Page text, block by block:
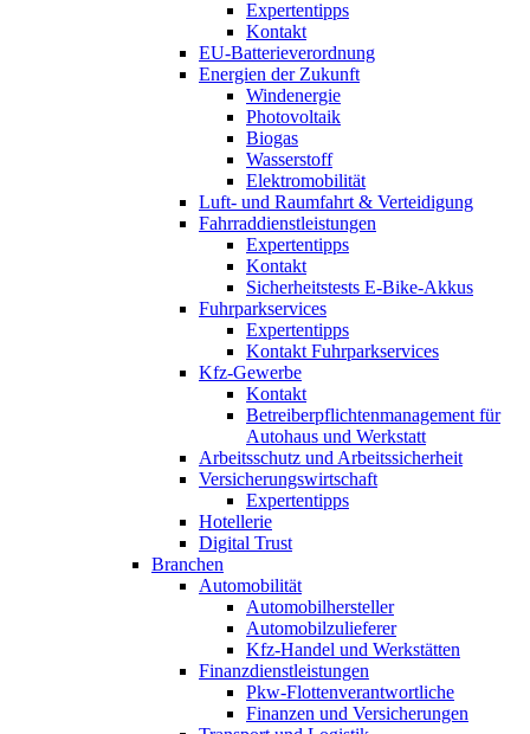
Expertentipps
Kontakt
EU-Batterieverordnung
Energien der Zukunft
Windenergie
Photovoltaik
Biogas
Wasserstoff
Elektromobilität
Luft- und Raumfahrt & Verteidigung
Fahrraddienstleistungen
Expertentipps
Kontakt
Sicherheitstests E-Bike-Akkus
Fuhrparkservices
Expertentipps
Kontakt Fuhrparkservices
Kfz-Gewerbe
Kontakt
Betreiberpflichtenmanagement für
Autohaus und Werkstatt
Arbeitsschutz und Arbeitssicherheit
Versicherungswirtschaft
Expertentipps
Hotellerie
Digital Trust
Branchen
Automobilität
Automobilhersteller
Automobilzulieferer
Kfz-Handel und Werkstätten
Finanzdienstleistungen
Pkw‑Flottenverantwortliche
Finanzen und Versicherungen